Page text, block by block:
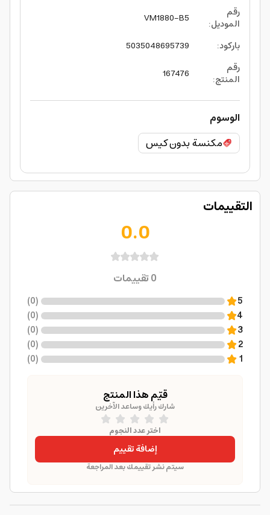
رقم
الموديل:
VM1880-B5
باركود:
5035048695739
رقم
المنتج:
167476
الوسوم
مكنسة بدون كيس
التقييمات
0.0
0تقييمات
5
(
0
)
4
(
0
)
3
(
0
)
2
(
0
)
1
(
0
)
قيّم هذا المنتج
شارك رأيك وساعد الآخرين
اختر عدد النجوم
إضافة تقييم
سيتم نشر تقييمك بعد المراجعة